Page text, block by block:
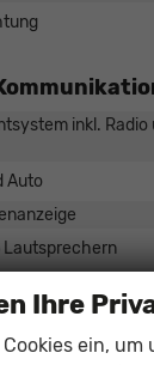
inkl. Radio
Auto
Lautsprechern
vorne
hinten
Ihre
ein, um